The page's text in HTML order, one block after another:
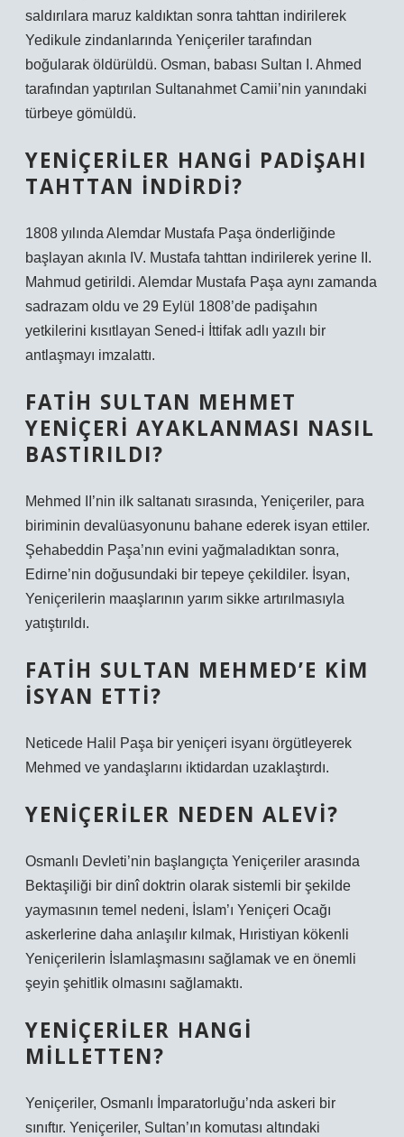
saldırılara maruz kaldıktan sonra tahttan indirilerek
Yedikule zindanlarında Yeniçeriler tarafından
boğularak öldürüldü. Osman, babası Sultan I. Ahmed
tarafından yaptırılan Sultanahmet Camii’nin yanındaki
türbeye gömüldü.
YENIÇERILER HANGI PADIŞAHI
TAHTTAN INDIRDI?
1808 yılında Alemdar Mustafa Paşa önderliğinde
başlayan akınla IV. Mustafa tahttan indirilerek yerine II.
Mahmud getirildi. Alemdar Mustafa Paşa aynı zamanda
sadrazam oldu ve 29 Eylül 1808’de padişahın
yetkilerini kısıtlayan Sened-i İttifak adlı yazılı bir
antlaşmayı imzalattı.
FATIH SULTAN MEHMET
YENIÇERI AYAKLANMASI NASIL
BASTIRILDI?
Mehmed II’nin ilk saltanatı sırasında, Yeniçeriler, para
biriminin devalüasyonunu bahane ederek isyan ettiler.
Şehabeddin Paşa’nın evini yağmaladıktan sonra,
Edirne’nin doğusundaki bir tepeye çekildiler. İsyan,
Yeniçerilerin maaşlarının yarım sikke artırılmasıyla
yatıştırıldı.
FATIH SULTAN MEHMED’E KIM
ISYAN ETTI?
Neticede Halil Paşa bir yeniçeri isyanı örgütleyerek
Mehmed ve yandaşlarını iktidardan uzaklaştırdı.
YENIÇERILER NEDEN ALEVI?
Osmanlı Devleti’nin başlangıçta Yeniçeriler arasında
Bektaşiliği bir dinî doktrin olarak sistemli bir şekilde
yaymasının temel nedeni, İslam’ı Yeniçeri Ocağı
askerlerine daha anlaşılır kılmak, Hıristiyan kökenli
Yeniçerilerin İslamlaşmasını sağlamak ve en önemli
şeyin şehitlik olmasını sağlamaktı.
YENIÇERILER HANGI
MILLETTEN?
Yeniçeriler, Osmanlı İmparatorluğu’nda askeri bir
sınıftır. Yeniçeriler, Sultan’ın komutası altındaki